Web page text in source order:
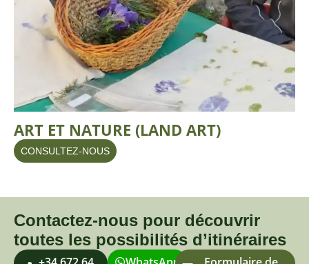
ART ET NATURE (LAND ART)
CONSULTEZ-NOUS
Contactez-nous pour découvrir
toutes les possibilités d’itinéraires